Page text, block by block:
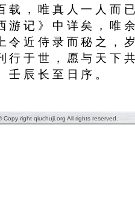
载，唯真人一人而
游记》中详矣，唯
令近侍录而秘之，
行于世，愿与天下
壬辰长至日序。
Copy right qiuchuji.org All rights reserved.